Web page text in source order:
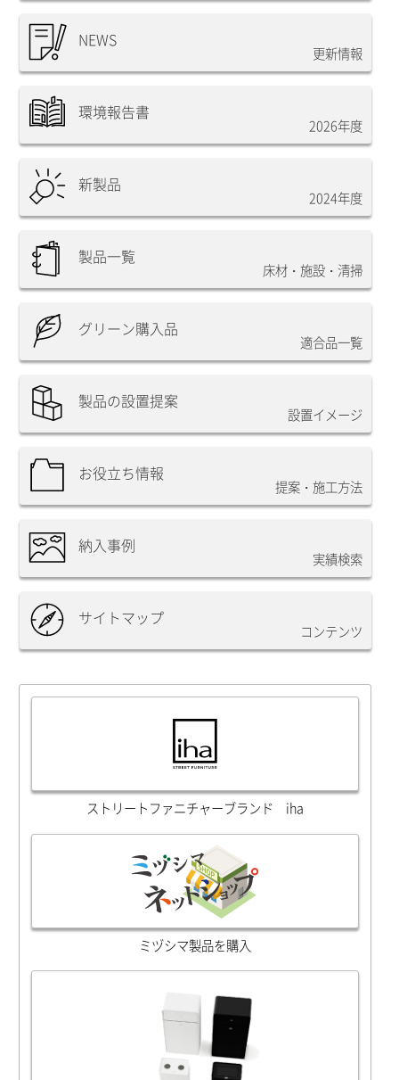
NEWS
更新情報
環境報告書
2026年度
新製品
2024年度
製品一覧
床材・施設・清掃
グリーン購入品
適合品一覧
製品の設置提案
設置イメージ
お役立ち情報
提案・施工方法
納入事例
実績検索
サイトマップ
コンテンツ
ストリートファニチャーブランド iha
ミヅシマ製品を購入